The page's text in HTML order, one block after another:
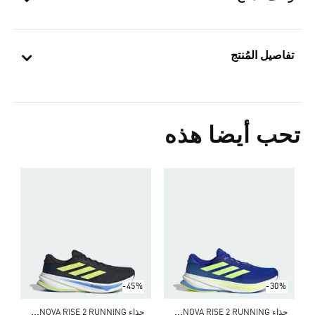
تفاصيل المُنتج
تحب أيضا هذه
-30%
ح
ذاء SUPERNOVA RISE 2 RUNNING
-45%
ح
ذاء SUPERNOVA RISE 2 RUNNING